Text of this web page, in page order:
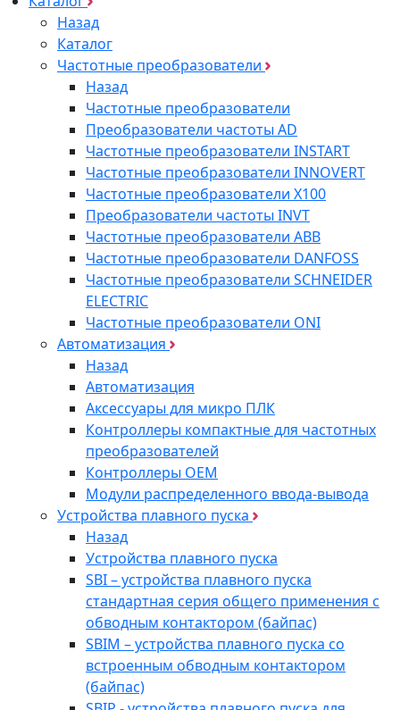
Назад
Каталог
Частотные преобразователи
Назад
Частотные преобразователи
Преобразователи частоты AD
Частотные преобразователи INSTART
Частотные преобразователи INNOVERT
Частотные преобразователи Х100
Преобразователи частоты INVT
Частотные преобразователи ABB
Частотные преобразователи DANFOSS
Частотные преобразователи SCHNEIDER
ELECTRIC
Частотные преобразователи ONI
Автоматизация
Назад
Автоматизация
Аксессуары для микро ПЛК
Контроллеры компактные для частотных
преобразователей
Контроллеры ОЕМ
Модули распределенного ввода-вывода
Устройства плавного пуска
Назад
Устройства плавного пуска
SBI – устройства плавного пуска
стандартная серия общего применения с
обводным контактором (байпас)
SBIM – устройства плавного пуска со
встроенным обводным контактором
(байпас)